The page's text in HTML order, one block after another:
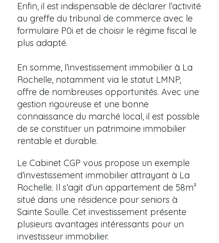
Enfin, il est indispensable de déclarer l’activité
au greffe du tribunal de commerce avec le
formulaire P0i et de choisir le régime fiscal le
plus adapté.
En somme, l’investissement immobilier à La
Rochelle, notamment via le statut LMNP,
offre de nombreuses opportunités. Avec une
gestion rigoureuse et une bonne
connaissance du marché local, il est possible
de se constituer un patrimoine immobilier
rentable et durable.
Le Cabinet CGP vous propose un exemple
d’investissement immobilier attrayant à La
Rochelle. Il s’agit d’un appartement de 58m²
situé dans une résidence pour seniors à
Sainte Soulle. Cet investissement présente
plusieurs avantages intéressants pour un
investisseur immobilier.